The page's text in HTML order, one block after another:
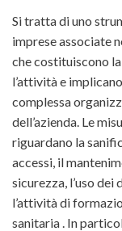
Si tratta di uno
imprese associate
che costituiscono
l’attività e
complessa
dell’azienda. Le
riguardano la
accessi, il
sicurezza, l’uso
l’attività di
sanitaria . In